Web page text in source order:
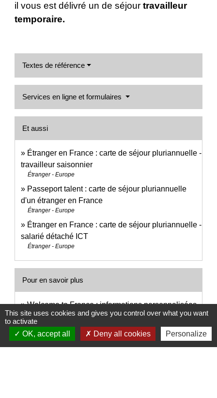
il vous est délivré un de séjour travailleur
temporaire.
Textes de référence
Services en ligne et formulaires
Et aussi
Étranger en France : carte de séjour pluriannuelle -
travailleur saisonnier
Étranger - Europe
Passeport talent : carte de séjour pluriannuelle
d'un étranger en France
Étranger - Europe
Étranger en France : carte de séjour pluriannuelle -
salarié détaché ICT
Étranger - Europe
Pour en savoir plus
Welcome to France : informations personnalisées
pour votre installation en Franceopen_in_new
Business France
This site uses cookies and gives you control over what you want
to activate
OK, accept all
Deny all cookies Personalize